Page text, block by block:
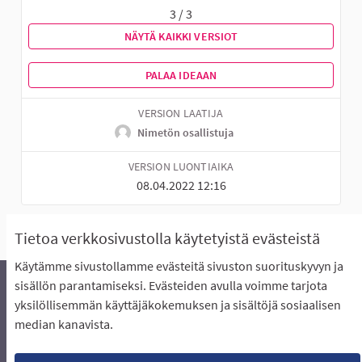
Tietoa verkkosivustolla käytetyistä evästeistä
Käytämme sivustollamme evästeitä sivuston suorituskyvyn ja
sisällön parantamiseksi. Evästeiden avulla voimme tarjota
yksilöllisemmän käyttäjäkokemuksen ja sisältöjä sosiaalisen
median kanavista.
3 / 3
NÄYTÄ KAIKKI VERSIOT
PALAA IDEAAN
VERSION LAATIJA
Nimetön osallistuja
VERSION LUONTIAIKA
08.04.2022 12:16
Äänestyksen pikaohjeet
Usein kysytyt kysymykset
Näin äänestät Asukasbudjetissa